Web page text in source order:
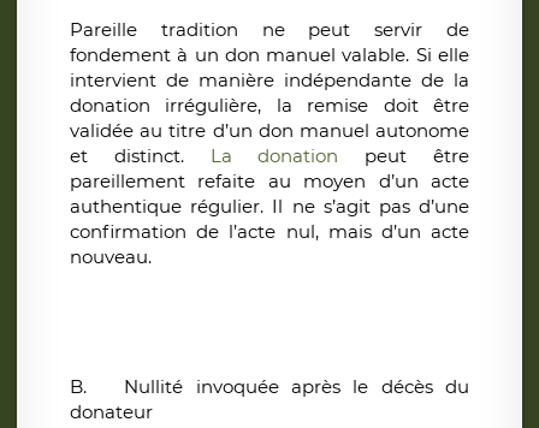
Pareille tradition ne peut servir de
fondement à un don manuel valable. Si elle
intervient de manière indépendante de la
donation irrégulière, la remise doit être
validée au titre d’un don manuel autonome
et distinct. La donation
peut être
pareillement refaite au moyen d’un acte
authentique régulier. Il ne s’agit pas d’une
confirmation de l’acte nul, mais d’un acte
nouveau.
B.
Nullité invoquée après le décès du
donateur